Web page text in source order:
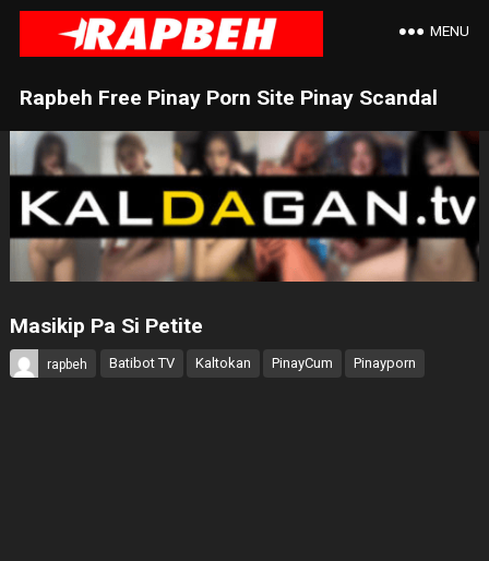
Rapbeh Free Pinay Porn Site Pinay Scandal
MENU
Masikip Pa Si Petite
rapbeh Batibot TV Kaltokan PinayCum Pinayporn